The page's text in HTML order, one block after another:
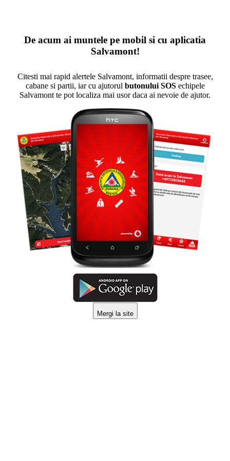
De acum ai muntele pe mobil si cu aplicatia
Salvamont!
Citesti mai rapid alertele Salvamont, informatii despre trasee,
cabane si partii, iar cu ajutorul butonului SOSechipele
Salvamont te pot localiza mai usor daca ai nevoie de ajutor.
Mergi la site